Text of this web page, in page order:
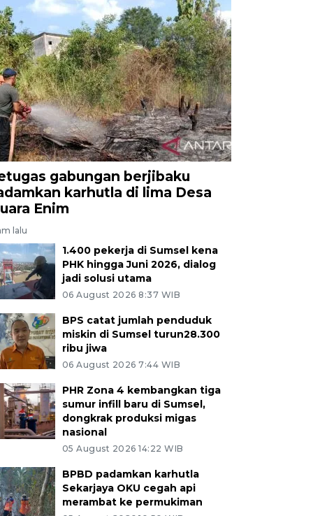
gabungan berjibaku
karhutla di lima Desa
Enim
lalu
1.400 pekerja di Sumsel kena
PHK hingga Juni 2026, dialog
jadi solusi utama
06 August 2026 8:37 WIB
BPS catat jumlah penduduk
miskin di Sumsel turun28.300
ribu jiwa
06 August 2026 7:44 WIB
PHR Zona 4 kembangkan tiga
sumur infill baru di Sumsel,
dongkrak produksi migas
nasional
05 August 2026 14:22 WIB
BPBD padamkan karhutla
Sekarjaya OKU cegah api
merambat ke permukiman